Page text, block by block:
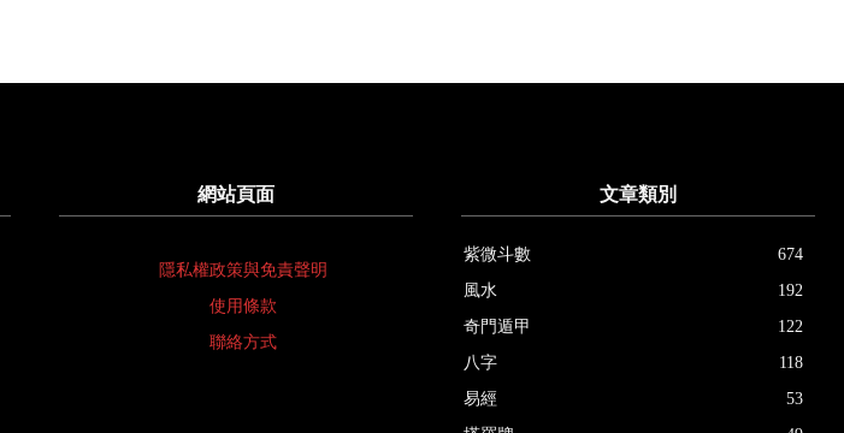
網站頁面
隱私權政策與免責聲明
使用條款
聯絡方式
文章類別
紫微斗數
674
風水
192
奇門遁甲
122
八字
118
易經
53